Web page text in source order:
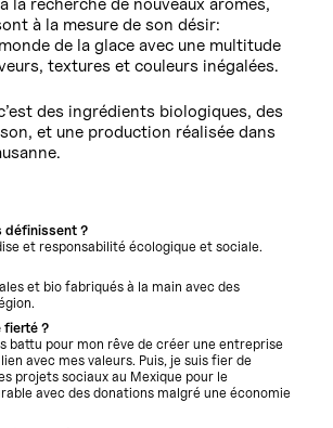
à la mesure de son désir:
de la glace avec une multitude
textures et couleurs inégalées.
des ingrédients biologiques, des
et une production réalisée dans
définissent ?
et responsabilité écologique et sociale.
et bio fabriqués à la main avec des
fierté ?
battu pour mon rêve de créer une entreprise
avec mes valeurs. Puis, je suis fier de
projets sociaux au Mexique pour le
avec des donations malgré une économie